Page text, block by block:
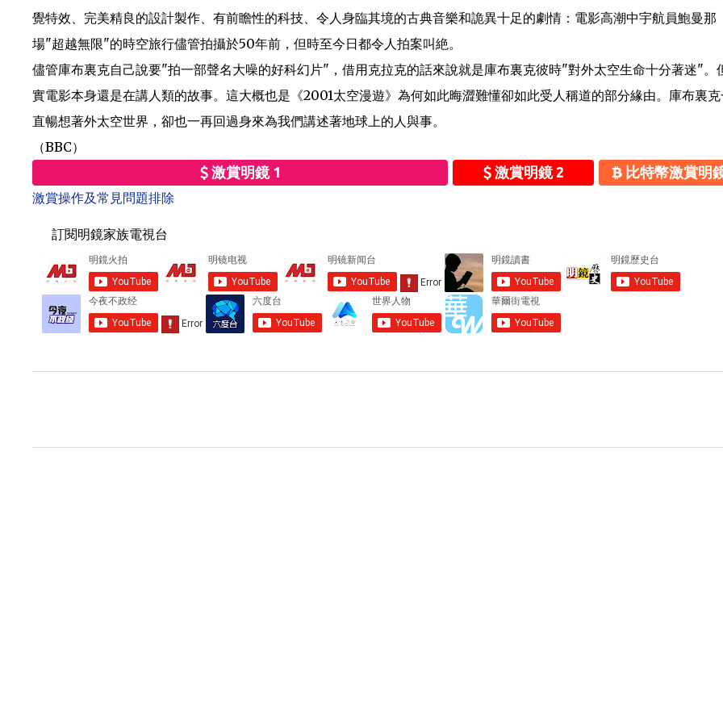
覺特效、完美精良的設計製作、有前瞻性的科技、令人身臨其境的古典音樂和詭異十足的劇情：電影高潮中宇航員鮑曼那
場"超越無限"的時空旅行儘管拍攝於50年前，但時至今日都令人拍案叫絶。
儘管庫布裏克自己說要"拍一部聲名大噪的好科幻片"，借用克拉克的話來說就是庫布裏克彼時"對外太空生命十分著迷"。
實電影本身還是在講人類的故事。這大概也是《2001太空漫遊》為何如此晦澀難懂卻如此受人稱道的部分緣由。庫布裏克
直暢想著外太空世界，卻也一再回過身來為我們講述著地球上的人與事。
（BBC）
激賞明鏡 1
激賞明鏡 2 比特幣激賞明
激賞操作及常見問題排除
訂閱明鏡家族電視台